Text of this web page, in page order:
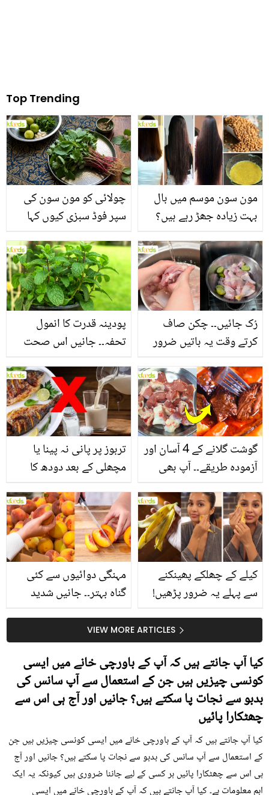
Top Trending
چولائی کو مون سون کی
سپر فوڈ سبزی کیوں کہا
منرلز اور اینٹی آکسیڈنٹس
سے بھرپور اس سبزی کے
فائدے
مون سون موسم میں بال
بہت زیادہ جھڑ رہے ہیں؟
بنانے کے چند قدرتی طریقے
پودینہ قدرت کا انمول
تحفہ۔۔ جانیں اس صحت
انگیز طبی فوائد
رُک جائیں۔۔ چکن صاف
کرتے وقت یہ باتیں ضرور
تربوز پر پانی نہ پینا یا
مچھلی کے بعد دودھ کا
سے متعلق غلط فہمیوں کی
حقیقت کیا ہے اور افواہ
کیا؟
گوشت گلانے کے 4 آسان اور
آزمودہ طریقے۔۔ آپ بھی
بتائے راز
مہنگی دوائیوں سے کئی
گناہ بہتر۔۔ جانیں شدید
کیوں کھانا چاہیے؟
کیلے کے چھلکے پھینکنے
سے پہلے یہ ضرور پڑھیں!
سستا اور قدرتی حلVIEW MORE ARTICLES
کیا آپ جانتے ہیں کہ آپ کے باورچی خانے میں ایسی
کونسی چیزیں ہیں جن کے استعمال سے آپ سانس کی
بدبو سے نجات پا سکتے ہیں؟ جانیں اور آج ہی اس سے
چھٹکارا پائیں
کیا آپ جانتے ہیں کہ آپ کے باورچی خانے میں ایسی کونسی چیزیں ہیں جن
کے استعمال سے آپ سانس کی بدبو سے نجات پا سکتے ہیں؟ جانیں اور آج
ہی اس سے چھٹکارا پائیں ہر کسی کے لیے جاننا ضروری ہیں کیونکہ یہ ایک
اہم معلومات ہے۔ کیا آپ جانتے ہیں کہ آپ کے باورچی خانے میں ایسی